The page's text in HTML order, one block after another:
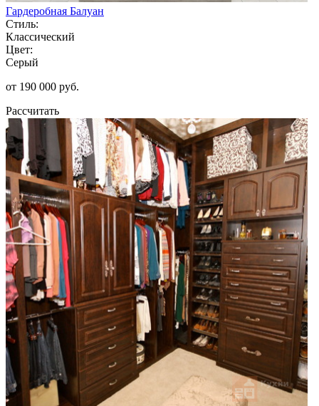
Гардеробная Балуан
Стиль:
Классический
Цвет:
Серый
от 190 000 руб.
Рассчитать